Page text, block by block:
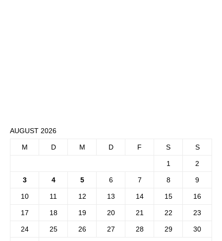
AUGUST 2026
M D M D F S S
1 2
3 4 5 6 7 8 9
10 11 12 13 14 15 16
17 18 19 20 21 22 23
24 25 26 27 28 29 30